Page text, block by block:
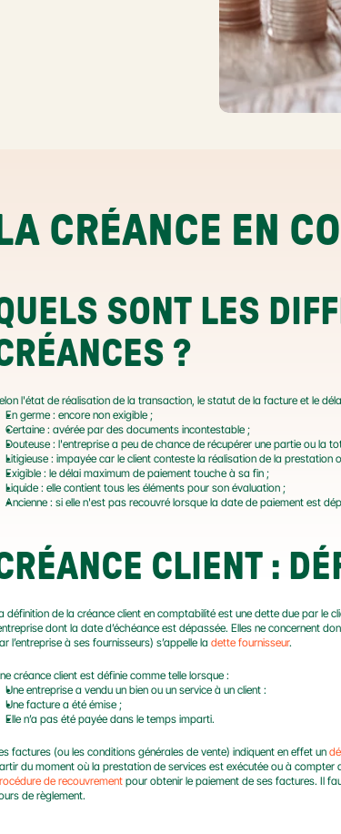
LA CRÉANCE EN
SONT LES
?
l'état de réalisation de la transaction, le statut de la facture et le
En germe : encore non exigible ;
Certaine : avérée par des documents incontestable ;
Douteuse : l'entreprise a peu de chance de récupérer une partie ou la
Litigieuse : impayée car le client conteste la réalisation de la prestation
Exigible : le délai maximum de paiement touche à sa fin ;
Liquide : elle contient tous les éléments pour son évaluation ;
Ancienne : si elle n'est pas recouvré lorsque la date de paiement est
CLIENT :
définition de la créance client en comptabilité est une dette due par le
dont la date d’échéance est dépassée. Elles ne concernent
l’entreprise à ses fournisseurs) s’appelle la dette fournisseur.
créance client est définie comme telle lorsque :
Une entreprise a vendu un bien ou un service à un client :
Une facture a été émise ;
Elle n’a pas été payée dans le temps imparti.
factures (ou les conditions générales de vente) indiquent en effet un
de recouvrement pour obtenir le paiement de ses factures. Il
de règlement.